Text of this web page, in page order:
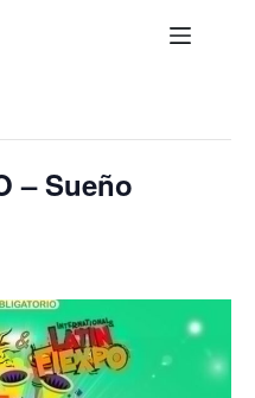
– Sueño